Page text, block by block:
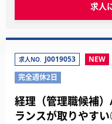
求人
求人NO. J0019053 NEW
完全週休2日
経理（管理職候補
ランスが取りやす